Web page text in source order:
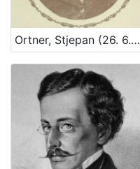
Ortner, Stjepan (26. 6. 1869. – 8. 8. 1935.)